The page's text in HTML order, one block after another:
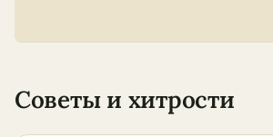
Советы и хитрости